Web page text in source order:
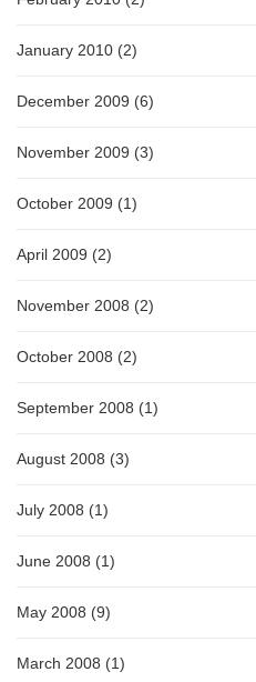
January 2010 (2)
December 2009 (6)
November 2009 (3)
October 2009 (1)
April 2009 (2)
November 2008 (2)
October 2008 (2)
September 2008 (1)
August 2008 (3)
July 2008 (1)
June 2008 (1)
May 2008 (9)
March 2008 (1)